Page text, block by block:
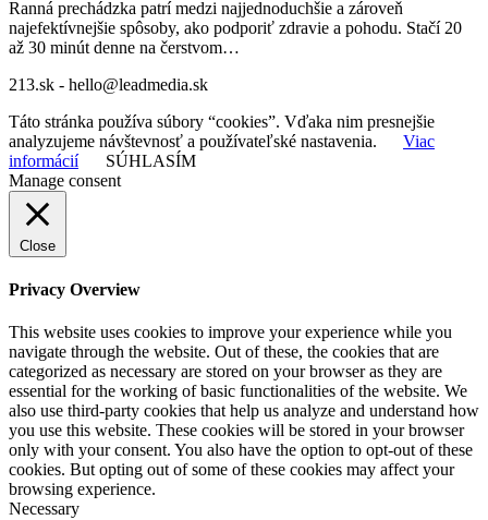
Ranná prechádzka patrí medzi najjednoduchšie a zároveň
najefektívnejšie spôsoby, ako podporiť zdravie a pohodu. Stačí 20
až 30 minút denne na čerstvom…
213.sk - hello@leadmedia.sk
Táto stránka používa súbory “cookies”. Vďaka nim presnejšie
analyzujeme návštevnosť a používateľské nastavenia.
Viac
informácií
SÚHLASÍM
Manage consent
Close
Privacy Overview
This website uses cookies to improve your experience while you
navigate through the website. Out of these, the cookies that are
categorized as necessary are stored on your browser as they are
essential for the working of basic functionalities of the website. We
also use third-party cookies that help us analyze and understand how
you use this website. These cookies will be stored in your browser
only with your consent. You also have the option to opt-out of these
cookies. But opting out of some of these cookies may affect your
browsing experience.
Necessary